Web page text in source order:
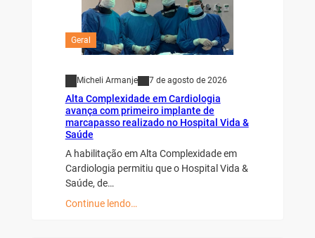
Geral
Micheli Armanje 7 de agosto de 2026
Alta Complexidade em Cardiologia
avança com primeiro implante de
marcapasso realizado no Hospital Vida &
Saúde
A habilitação em Alta Complexidade em
Cardiologia permitiu que o Hospital Vida &
Saúde, de…
Continue lendo…